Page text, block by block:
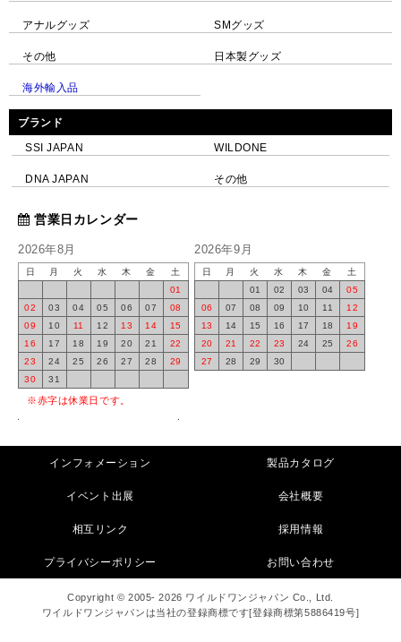
アナルグッズ SMグッズ
その他 日本製グッズ
海外輸入品
ブランド
SSI JAPAN WILDONE
DNA JAPAN その他
営業日カレンダー
2026年8月
日 月 火 水 木 金
土
01
02
03 04 05 06 07
08
09
10 11 12 13 14
15
16
17 18 19 20 21
22
23
24 25 26 27 28
29
30
31
2026年9月
日 月 火 水 木 金
土
01
02 03 04
05
06
07 08 09 10 11
12
13
14 15 16 17 18
19
20
21 22 23 24 25
26
27
28 29 30
※赤字は休業日です。
インフォメーション 製品カタログ
イベント出展 会社概要
相互リンク 採用情報
プライバシーポリシー お問い合わせ
Copyright © 2005- 2026 ワイルドワンジャパン Co., Ltd.
ワイルドワンジャパンは当社の登録商標です[登録商標第5886419号]